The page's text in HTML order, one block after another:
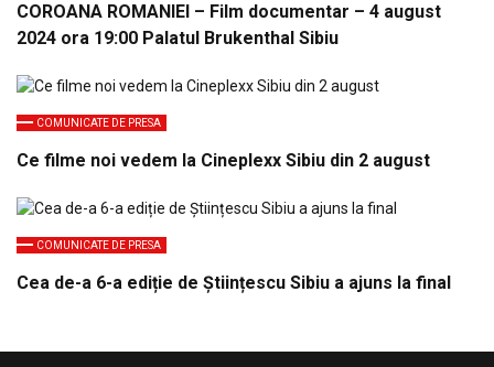
COROANA ROMANIEI – Film documentar – 4 august
2024 ora 19:00 Palatul Brukenthal Sibiu
COMUNICATE DE PRESA
Ce filme noi vedem la Cineplexx Sibiu din 2 august
COMUNICATE DE PRESA
Cea de-a 6-a ediție de Științescu Sibiu a ajuns la final